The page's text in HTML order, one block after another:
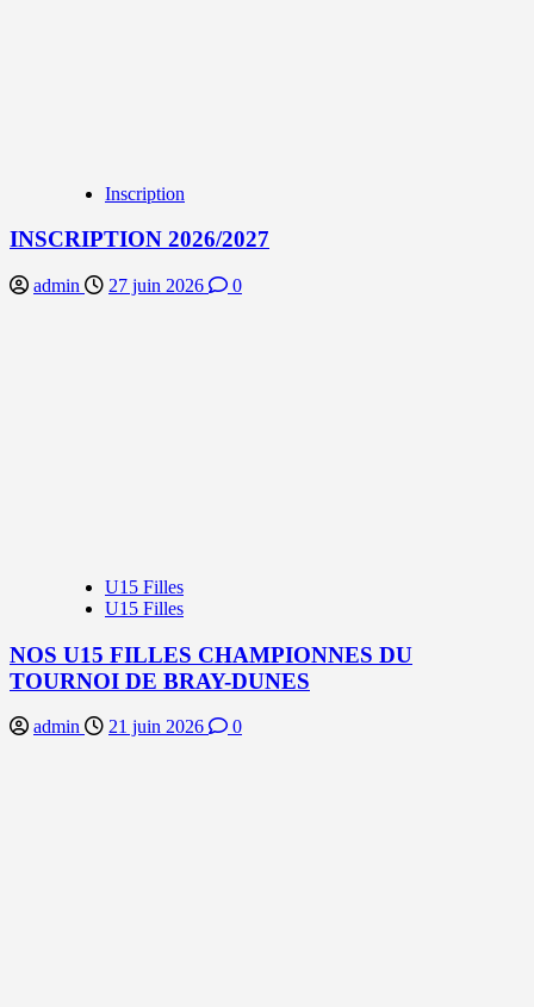
Inscription
INSCRIPTION 2026/2027
admin 27 juin 2026 0
U15 Filles
U15 Filles
NOS U15 FILLES CHAMPIONNES DU
TOURNOI DE BRAY-DUNES
admin 21 juin 2026 0